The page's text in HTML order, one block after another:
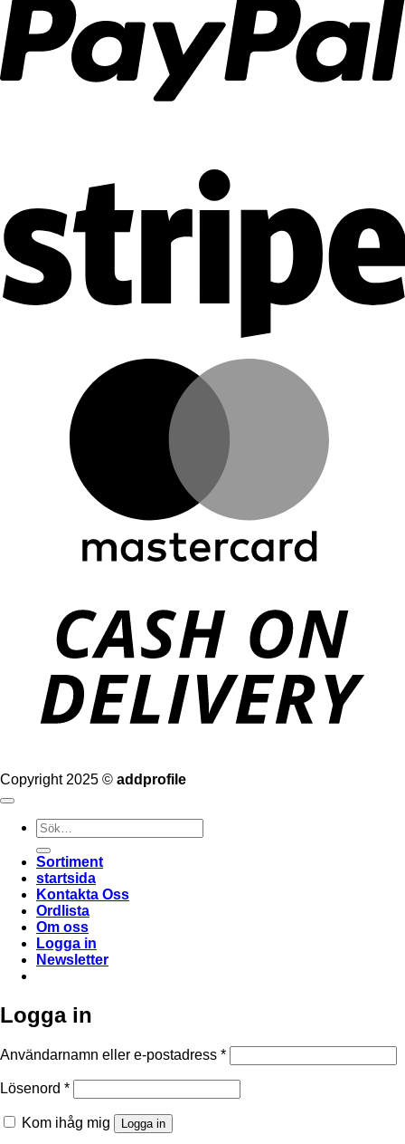
Copyright 2025 © addprofile
Sök
efter:
Sortiment
startsida
Kontakta Oss
Ordlista
Om oss
Logga in
Newsletter
Logga in
Användarnamn eller e-postadress *Obligatoriskt
Lösenord *Obligatoriskt
Kom ihåg mig Logga in